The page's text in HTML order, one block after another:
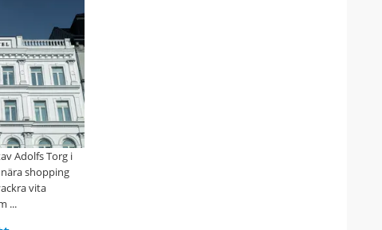
Adolfs Torg i
shopping
vita
...